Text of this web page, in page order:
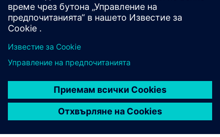
(ERP, MOM, Cloud, Web).
Научете повече